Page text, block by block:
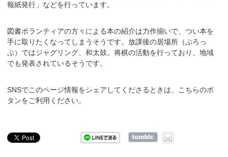
報紙発行」などを行っています。
図書ボランティアの方々による本の紹介は力作揃いで、つい本を
手に取りたくなってしまうそうです。放課後の居場所（ぷろっ
ぷ）ではジャグリング、和太鼓。将棋の活動を行っており、地域
でも発表されているそうです。
SNSでこのページ情報をシェアしてくださるときは、こちらのボ
タンをご利用ください。